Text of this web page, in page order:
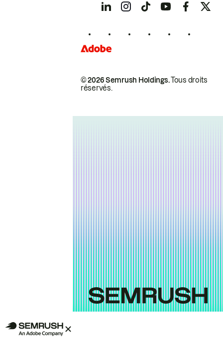
© 2026 Semrush Holdings.Tous droits
réservés.